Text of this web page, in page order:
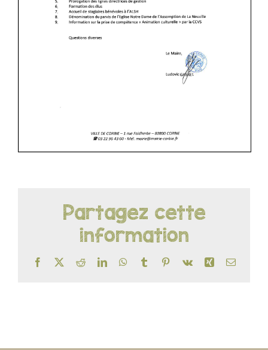
Partagez cette
information
Facebook
X RedditLinkedInWhatsApp
TumblrPinterest
Vk Xing Email